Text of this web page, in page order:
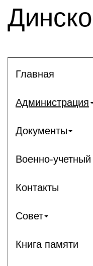
Главная
Администрация
Документы
Военно-учетный
Контакты
Совет
Книга памяти